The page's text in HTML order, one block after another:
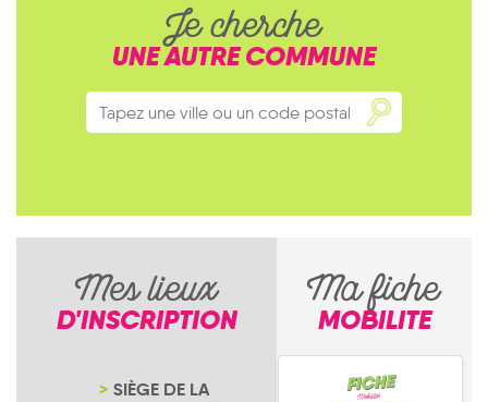
Je cherche
UNE AUTRE COMMUNE
Mes lieux
D'INSCRIPTION
SIÈGE DE LA
Ma fiche
MOBILITE